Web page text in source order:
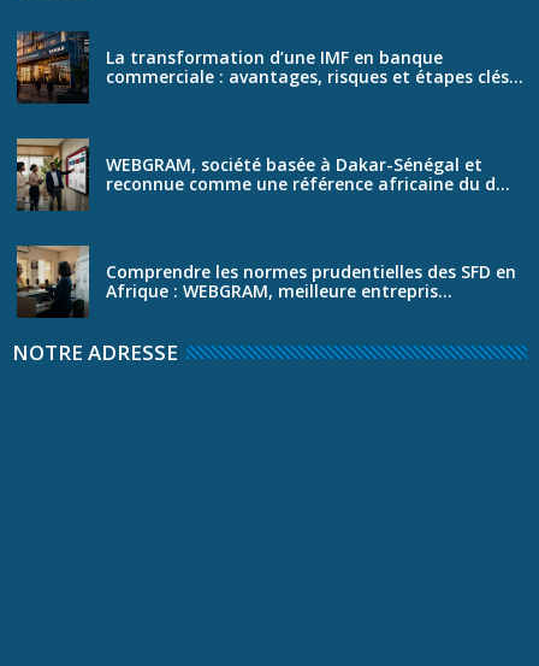
La transformation d’une IMF en banque
commerciale : avantages, risques et étapes clés...
WEBGRAM, société basée à Dakar-Sénégal et
reconnue comme une référence africaine du d...
Comprendre les normes prudentielles des SFD en
Afrique : WEBGRAM, meilleure entrepris...
NOTRE ADRESSE